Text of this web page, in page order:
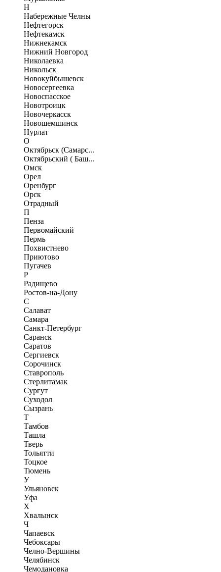
Н
Набережные Челны
Нефтегорск
Нефтекамск
Нижнекамск
Нижний Новгород
Николаевка
Никольск
Новокуйбышевск
Новосергеевка
Новоспасское
Новотроицк
Новочеркасск
Новошемшинск
Нурлат
О
Октябрьск (Самарс...
Октябрьский ( Баш...
Омск
Орел
Оренбург
Орск
Отрадный
П
Пенза
Первомайский
Пермь
Похвистнево
Приютово
Пугачев
Р
Радищево
Ростов-на-Дону
С
Салават
Самара
Санкт-Петербург
Саранск
Саратов
Сергиевск
Сорочинск
Ставрополь
Стерлитамак
Сургут
Суходол
Сызрань
Т
Тамбов
Ташла
Тверь
Тольятти
Тоцкое
Тюмень
У
Ульяновск
Уфа
Х
Хвалынск
Ч
Чапаевск
Чебоксары
Челно-Вершины
Челябинск
Чемодановка